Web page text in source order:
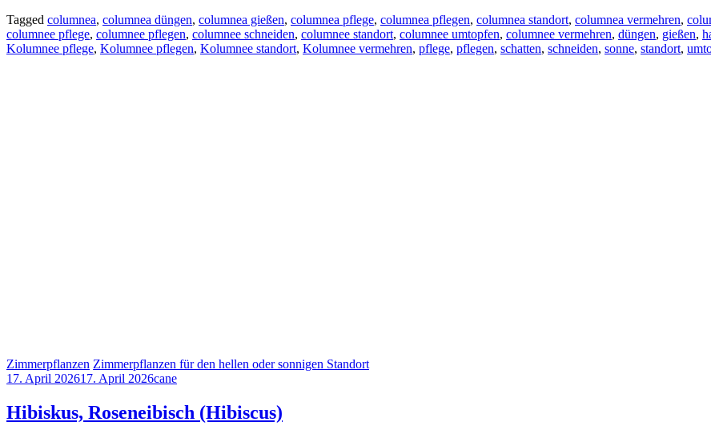
Tagged columnea, columnea düngen, columnea gießen, columnea pflege, columnea pflegen, columnea standort, columnea vermehren,
columnee pflege, columnee pflegen, columnee schneiden, columnee standort, columnee umtopfen, columnee vermehren, düngen, gießen,
Kolumnee pflege, Kolumnee pflegen, Kolumnee standort, Kolumnee vermehren, pflege, pflegen, schatten, schneiden, sonne, standort,
Zimmerpflanzen Zimmerpflanzen für den hellen oder sonnigen Standort
17. April 202617. April 2026cane
Hibiskus, Roseneibisch (Hibiscus)